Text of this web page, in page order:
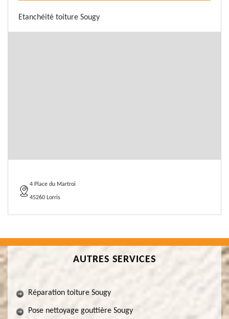
Etanchéité toiture Sougy
4 Place du Martroi
45260 Lorris
AUTRES SERVICES
Réparation toiture Sougy
Pose nettoyage gouttière Sougy